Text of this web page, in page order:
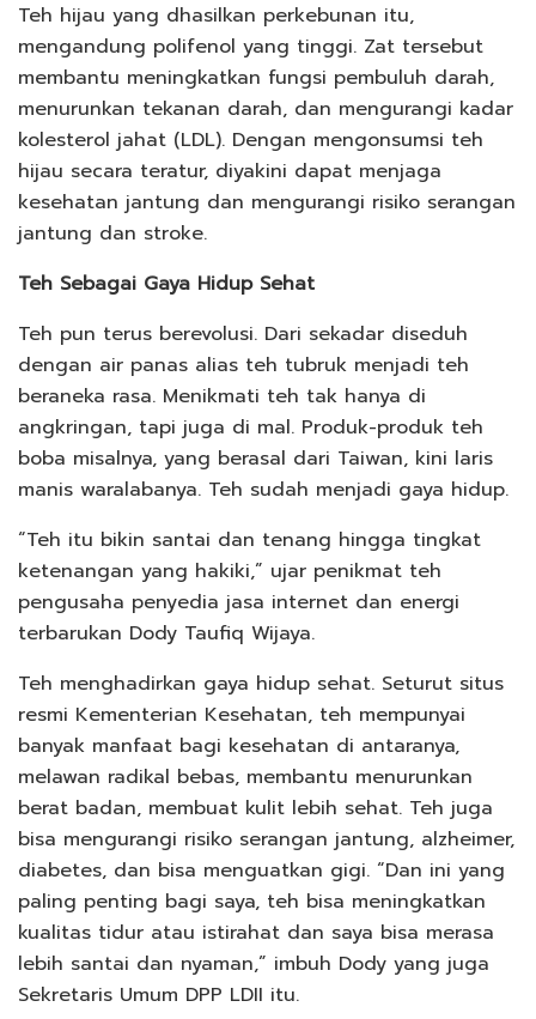
Teh hijau yang dhasilkan perkebunan itu,
mengandung polifenol yang tinggi. Zat tersebut
membantu meningkatkan fungsi pembuluh darah,
menurunkan tekanan darah, dan mengurangi kadar
kolesterol jahat (LDL). Dengan mengonsumsi teh
hijau secara teratur, diyakini dapat menjaga
kesehatan jantung dan mengurangi risiko serangan
jantung dan stroke.
Teh Sebagai Gaya Hidup Sehat
Teh pun terus berevolusi. Dari sekadar diseduh
dengan air panas alias teh tubruk menjadi teh
beraneka rasa. Menikmati teh tak hanya di
angkringan, tapi juga di mal. Produk-produk teh
boba misalnya, yang berasal dari Taiwan, kini laris
manis waralabanya. Teh sudah menjadi gaya hidup.
“Teh itu bikin santai dan tenang hingga tingkat
ketenangan yang hakiki,” ujar penikmat teh
pengusaha penyedia jasa internet dan energi
terbarukan Dody Taufiq Wijaya.
Teh menghadirkan gaya hidup sehat. Seturut situs
resmi Kementerian Kesehatan, teh mempunyai
banyak manfaat bagi kesehatan di antaranya,
melawan radikal bebas, membantu menurunkan
berat badan, membuat kulit lebih sehat. Teh juga
bisa mengurangi risiko serangan jantung, alzheimer,
diabetes, dan bisa menguatkan gigi. “Dan ini yang
paling penting bagi saya, teh bisa meningkatkan
kualitas tidur atau istirahat dan saya bisa merasa
lebih santai dan nyaman,” imbuh Dody yang juga
Sekretaris Umum DPP LDII itu.